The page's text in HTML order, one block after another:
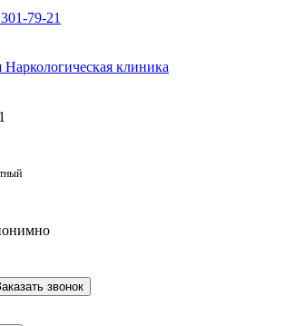
79-21
Наркологическая клиника
звонок